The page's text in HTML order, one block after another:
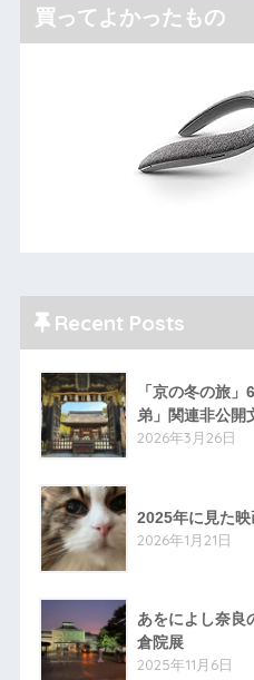
買ってよかったもの
Recent Posts
「京の冬の旅
弟」関連非公開
2026年3月26日
2025年に見た映
2026年1月21日
あをによし奈
倉院展
2025年11月6日